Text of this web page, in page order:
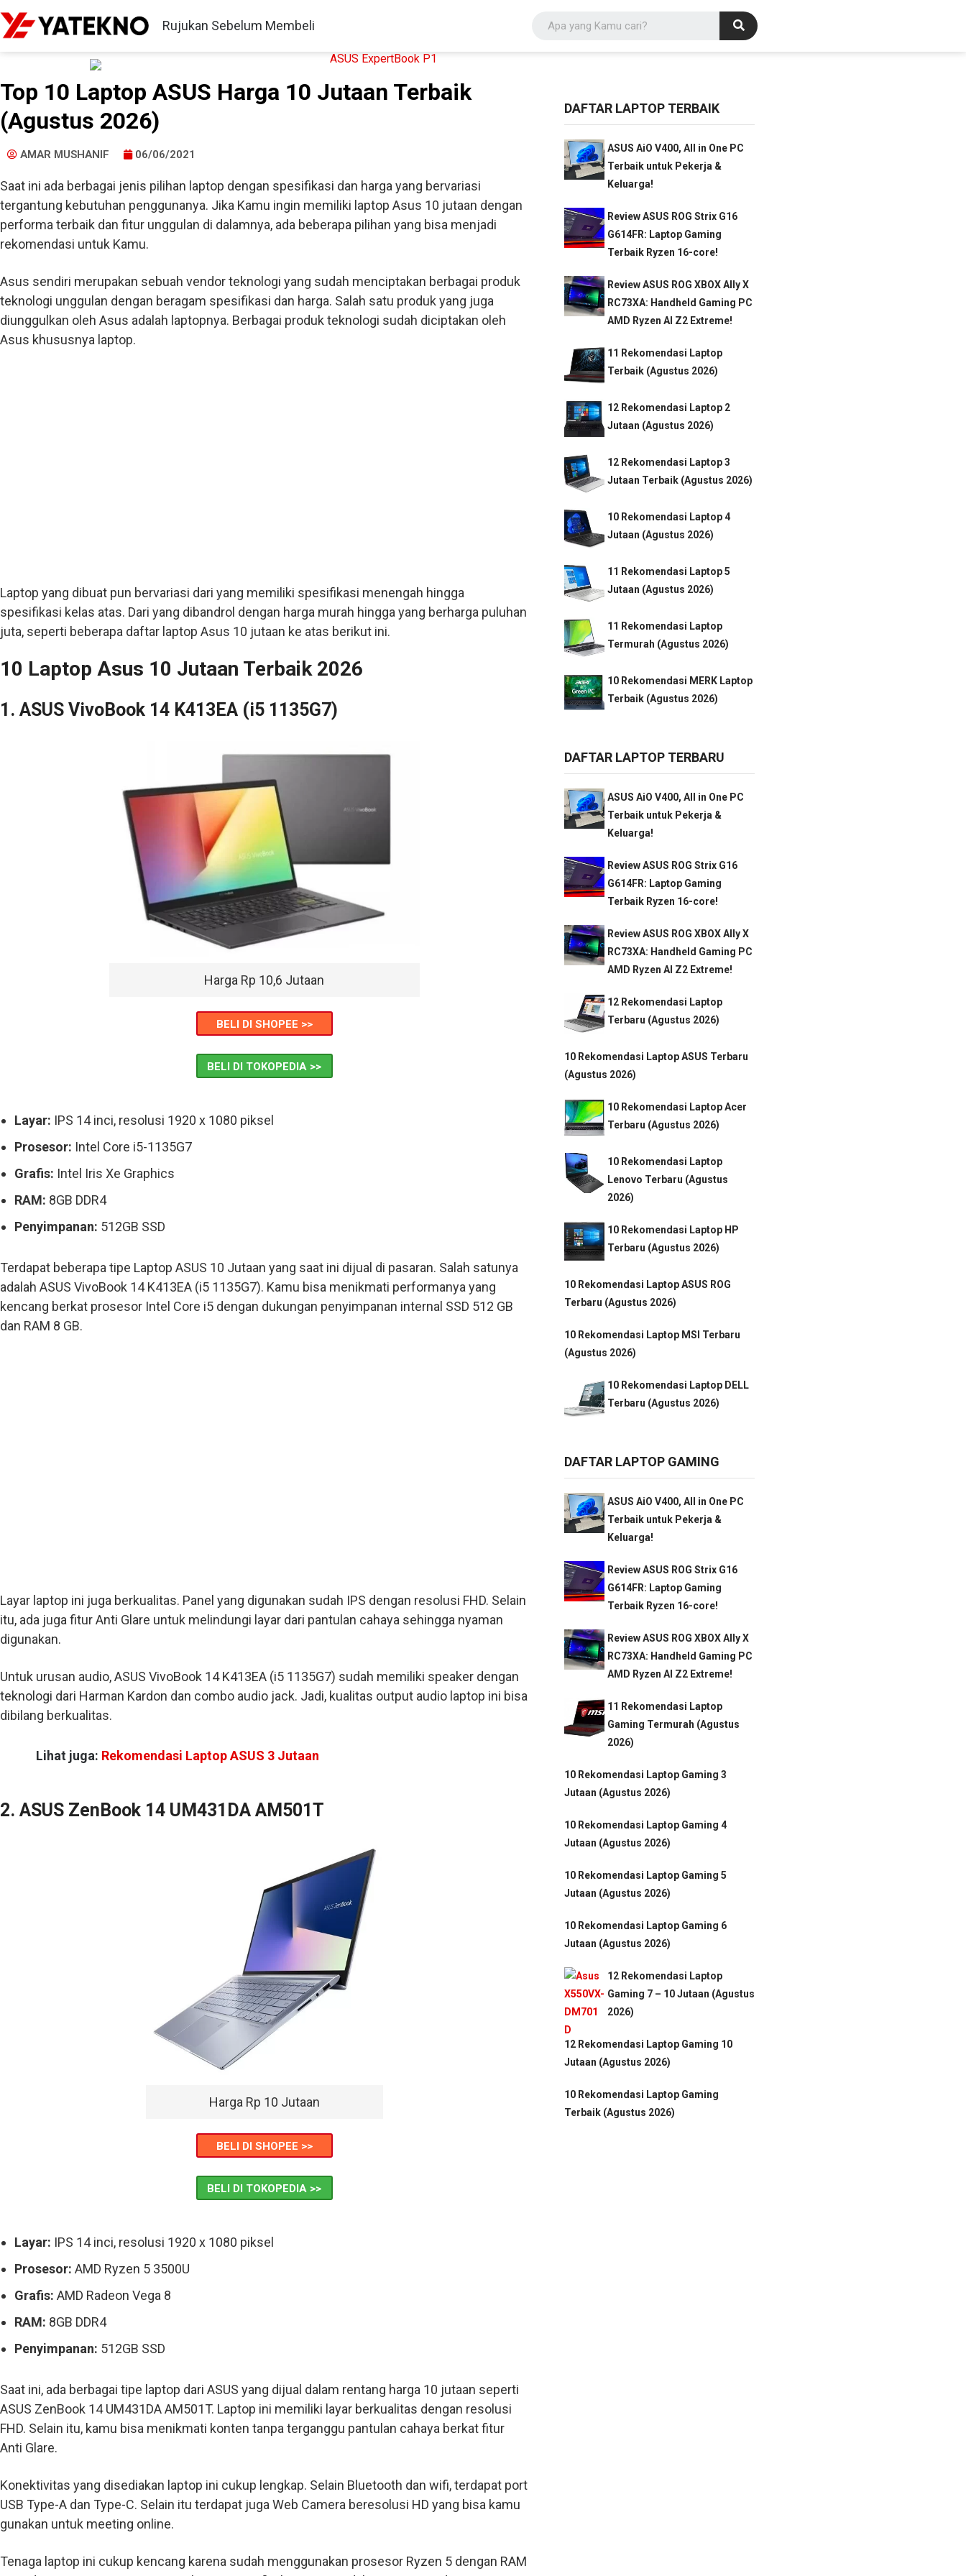
Rujukan Sebelum Membeli
Top 10 Laptop ASUS Harga 10 Jutaan Terbaik
(Agustus 2026)
AMAR MUSHANIF 06/06/2021
Saat ini ada berbagai jenis pilihan laptop dengan spesifikasi dan harga yang bervariasi
tergantung kebutuhan penggunanya. Jika Kamu ingin memiliki laptop Asus 10 jutaan dengan
performa terbaik dan fitur unggulan di dalamnya, ada beberapa pilihan yang bisa menjadi
rekomendasi untuk Kamu.
Asus sendiri merupakan sebuah vendor teknologi yang sudah menciptakan berbagai produk
teknologi unggulan dengan beragam spesifikasi dan harga. Salah satu produk yang juga
diunggulkan oleh Asus adalah laptopnya. Berbagai produk teknologi sudah diciptakan oleh
Asus khususnya laptop.
Laptop yang dibuat pun bervariasi dari yang memiliki spesifikasi menengah hingga
spesifikasi kelas atas. Dari yang dibandrol dengan harga murah hingga yang berharga puluhan
juta, seperti beberapa daftar laptop Asus 10 jutaan ke atas berikut ini.
10 Laptop Asus 10 Jutaan Terbaik 2026
1. ASUS VivoBook 14 K413EA (i5 1135G7)
Harga Rp 10,6 Jutaan
BELI DI SHOPEE >>
BELI DI TOKOPEDIA >>
Layar: IPS 14 inci, resolusi 1920 x 1080 piksel
Prosesor: Intel Core i5-1135G7
Grafis: Intel Iris Xe Graphics
RAM: 8GB DDR4
Penyimpanan: 512GB SSD
Terdapat beberapa tipe Laptop ASUS 10 Jutaan yang saat ini dijual di pasaran. Salah satunya
adalah ASUS VivoBook 14 K413EA (i5 1135G7). Kamu bisa menikmati performanya yang
kencang berkat prosesor Intel Core i5 dengan dukungan penyimpanan internal SSD 512 GB
dan RAM 8 GB.
Layar laptop ini juga berkualitas. Panel yang digunakan sudah IPS dengan resolusi FHD. Selain
itu, ada juga fitur Anti Glare untuk melindungi layar dari pantulan cahaya sehingga nyaman
digunakan.
Untuk urusan audio, ASUS VivoBook 14 K413EA (i5 1135G7) sudah memiliki speaker dengan
teknologi dari Harman Kardon dan combo audio jack. Jadi, kualitas output audio laptop ini bisa
dibilang berkualitas.
Lihat juga: Rekomendasi Laptop ASUS 3 Jutaan
2. ASUS ZenBook 14 UM431DA AM501T
Harga Rp 10 Jutaan
BELI DI SHOPEE >>
BELI DI TOKOPEDIA >>
Layar: IPS 14 inci, resolusi 1920 x 1080 piksel
Prosesor: AMD Ryzen 5 3500U
Grafis: AMD Radeon Vega 8
RAM: 8GB DDR4
Penyimpanan: 512GB SSD
Saat ini, ada berbagai tipe laptop dari ASUS yang dijual dalam rentang harga 10 jutaan seperti
ASUS ZenBook 14 UM431DA AM501T. Laptop ini memiliki layar berkualitas dengan resolusi
FHD. Selain itu, kamu bisa menikmati konten tanpa terganggu pantulan cahaya berkat fitur
Anti Glare.
Konektivitas yang disediakan laptop ini cukup lengkap. Selain Bluetooth dan wifi, terdapat port
USB Type-A dan Type-C. Selain itu terdapat juga Web Camera beresolusi HD yang bisa kamu
gunakan untuk meeting online.
Tenaga laptop ini cukup kencang karena sudah menggunakan prosesor Ryzen 5 dengan RAM
DAFTAR LAPTOP TERBAIK
ASUS AiO V400, All in One PC
Terbaik untuk Pekerja &
Keluarga!
Review ASUS ROG Strix G16
G614FR: Laptop Gaming
Terbaik Ryzen 16-core!
Review ASUS ROG XBOX Ally X
RC73XA: Handheld Gaming PC
AMD Ryzen AI Z2 Extreme!
11 Rekomendasi Laptop
Terbaik (Agustus 2026)
12 Rekomendasi Laptop 2
Jutaan (Agustus 2026)
12 Rekomendasi Laptop 3
Jutaan Terbaik (Agustus 2026)
10 Rekomendasi Laptop 4
Jutaan (Agustus 2026)
11 Rekomendasi Laptop 5
Jutaan (Agustus 2026)
11 Rekomendasi Laptop
Termurah (Agustus 2026)
10 Rekomendasi MERK Laptop
Terbaik (Agustus 2026)
DAFTAR LAPTOP TERBARU
ASUS AiO V400, All in One PC
Terbaik untuk Pekerja &
Keluarga!
Review ASUS ROG Strix G16
G614FR: Laptop Gaming
Terbaik Ryzen 16-core!
Review ASUS ROG XBOX Ally X
RC73XA: Handheld Gaming PC
AMD Ryzen AI Z2 Extreme!
12 Rekomendasi Laptop
Terbaru (Agustus 2026)
10 Rekomendasi Laptop ASUS Terbaru
(Agustus 2026)
10 Rekomendasi Laptop Acer
Terbaru (Agustus 2026)
10 Rekomendasi Laptop
Lenovo Terbaru (Agustus
2026)
10 Rekomendasi Laptop HP
Terbaru (Agustus 2026)
10 Rekomendasi Laptop ASUS ROG
Terbaru (Agustus 2026)
10 Rekomendasi Laptop MSI Terbaru
(Agustus 2026)
10 Rekomendasi Laptop DELL
Terbaru (Agustus 2026)
DAFTAR LAPTOP GAMING
ASUS AiO V400, All in One PC
Terbaik untuk Pekerja &
Keluarga!
Review ASUS ROG Strix G16
G614FR: Laptop Gaming
Terbaik Ryzen 16-core!
Review ASUS ROG XBOX Ally X
RC73XA: Handheld Gaming PC
AMD Ryzen AI Z2 Extreme!
11 Rekomendasi Laptop
Gaming Termurah (Agustus
2026)
10 Rekomendasi Laptop Gaming 3
Jutaan (Agustus 2026)
10 Rekomendasi Laptop Gaming 4
Jutaan (Agustus 2026)
10 Rekomendasi Laptop Gaming 5
Jutaan (Agustus 2026)
10 Rekomendasi Laptop Gaming 6
Jutaan (Agustus 2026)
12 Rekomendasi Laptop
Gaming 7 – 10 Jutaan (Agustus
2026)
12 Rekomendasi Laptop Gaming 10
Jutaan (Agustus 2026)
10 Rekomendasi Laptop Gaming
Terbaik (Agustus 2026)